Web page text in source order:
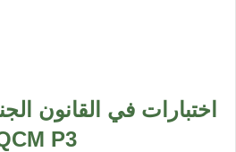
اختبارات في القانون
P3